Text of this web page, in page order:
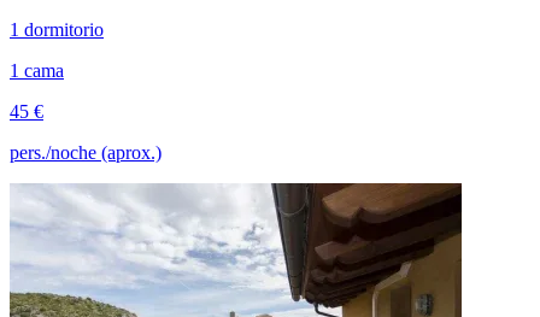
1 dormitorio
1 cama
45 €
pers./noche (aprox.)